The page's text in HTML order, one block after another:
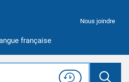
française
Nous joindre
Rechercher dans tout le site
Lancer
Consulter l'
Historique
de recherche